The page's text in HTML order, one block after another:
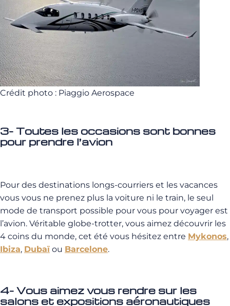
Crédit photo : Piaggio Aerospace
3- Toutes les occasions sont bonnes
pour prendre l’avion
Pour des destinations longs-courriers et les vacances
vous vous ne prenez plus la voiture ni le train, le seul
mode de transport possible pour vous pour voyager est
l’avion. Véritable globe-trotter, vous aimez découvrir les
4 coins du monde, cet été vous hésitez entre Mykonos,
Ibiza, Dubaï ou Barcelone.
4- Vous aimez vous rendre sur les
salons et expositions aéronautiques